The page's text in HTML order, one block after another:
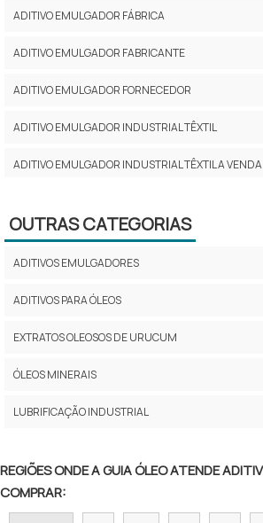
ADITIVO EMULGADOR FÁBRICA
ADITIVO EMULGADOR FABRICANTE
ADITIVO EMULGADOR FORNECEDOR
ADITIVO EMULGADOR INDUSTRIAL TÊXTIL
ADITIVO EMULGADOR INDUSTRIAL TÊXTIL A VENDA
ADITIVO EMULGADOR INDUSTRIAL TÊXTIL
ADITIVO EMULGADOR REDUZIR TENSÃO
ADITIVO EMULGADOR RESISTÊNCIA
OUTRAS CATEGORIAS
ADITIVOS EMULGADORES
ADITIVOS PARA ÓLEOS
EXTRATOS OLEOSOS DE URUCUM
ÓLEOS MINERAIS
LUBRIFICAÇÃO INDUSTRIAL
REGIÕES ONDE A GUIA ÓLEO ATENDE
COMPRAR: